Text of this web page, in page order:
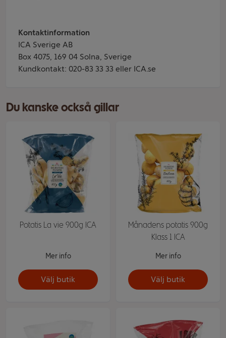
Kontaktinformation
ICA Sverige AB
Box 4075, 169 04 Solna, Sverige
Kundkontakt: 020-83 33 33 eller ICA.se
Du kanske också gillar
Potatis La vie 900g ICA
Mer info
Välj butik
Månadens potatis 900g
Klass 1 ICA
Mer info
Välj butik